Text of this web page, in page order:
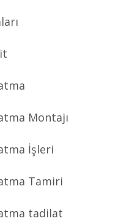
Montajı
İşleri
Tamiri
tadilat